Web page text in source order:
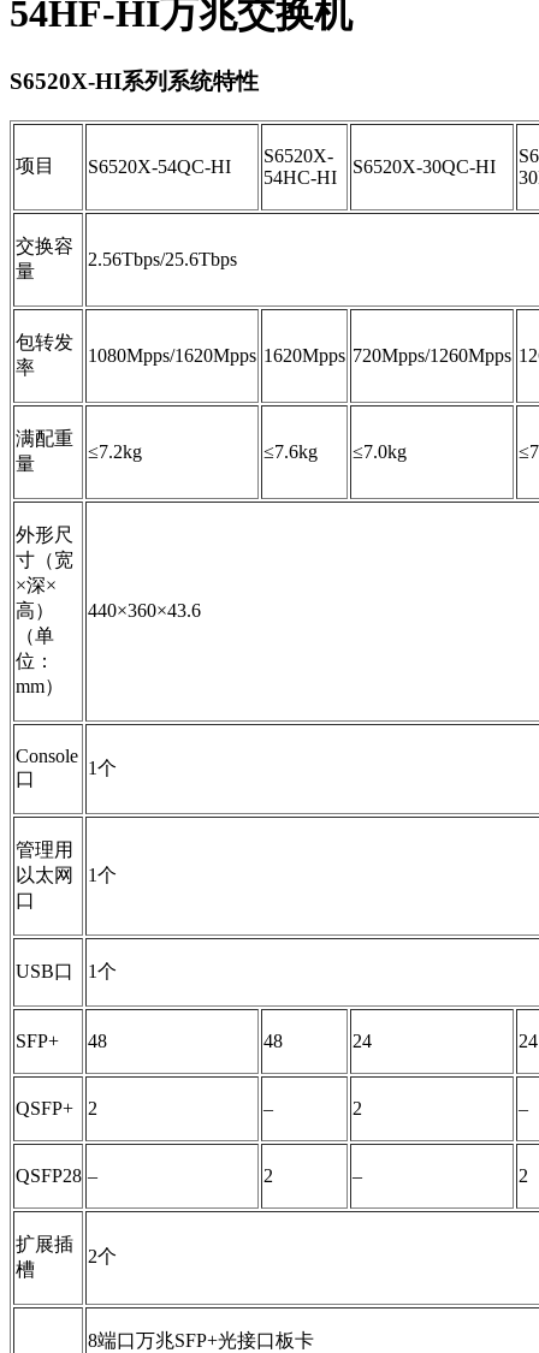
54HF-HI万兆交换机
S6520X-HI系列系统特性
项目 S6520X-54QC-HI
S6520X-
54HC-HI
S6520X-30QC-HI
交换容
量
2.56Tbps/25.6Tbps
包转发
率
1080Mpps/1620Mpps 1620Mpps 720Mpps/1260Mpps
满配重
量
≤7.2kg ≤7.6kg ≤7.0kg
外形尺
寸（宽
×深×
高）
（单
位：
mm）
440×360×43.6
Console
口
1个
管理用
以太网
口
1个
USB口 1个
SFP+ 48 48 24 24
QSFP+ 2 – 2 –
QSFP28 – 2 – 2
扩展插
槽
2个
8端口万兆SFP+光接口板卡